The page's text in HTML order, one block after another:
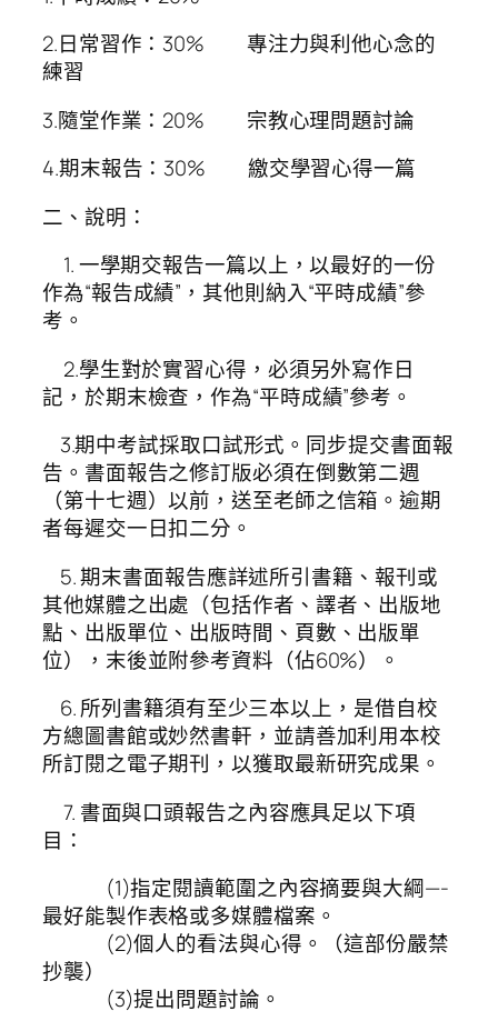
2.日常習作：30% 專注力與利他心念的
練習
3.隨堂作業：20% 宗教心理問題討論
4.期末報告：30% 繳交學習心得一篇
二、說明：
1. 一學期交報告一篇以上，以最好的一份
作為“報告成績”，其他則納入“平時成績”參
考。
2.學生對於實習心得，必須另外寫作日
記，於期末檢查，作為“平時成績”參考。
3.期中考試採取口試形式。同步提交書面報
告。書面報告之修訂版必須在倒數第二週
（第十七週）以前，送至老師之信箱。逾期
者每遲交一日扣二分。
5. 期末書面報告應詳述所引書籍、報刊或
其他媒體之出處（包括作者、譯者、出版地
點、出版單位、出版時間、頁數、出版單
位），末後並附參考資料（佔60%）。
6. 所列書籍須有至少三本以上，是借自校
方總圖書館或妙然書軒，並請善加利用本校
所訂閱之電子期刊，以獲取最新研究成果。
7. 書面與口頭報告之內容應具足以下項
目：
(1)指定閱讀範圍之內容摘要與大綱—-
最好能製作表格或多媒體檔案。
(2)個人的看法與心得。（這部份嚴禁
抄襲）
(3)提出問題討論。